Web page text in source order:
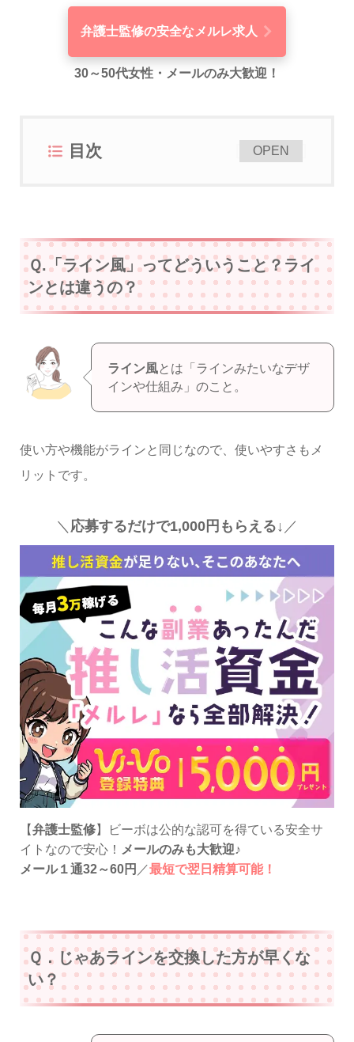
弁護士監修の安全なメルレ求人
30～50代女性・メールのみ大歓迎！
目次 OPEN
Ｑ.「ライン風」ってどういうこと？ライ
ンとは違うの？
ライン風とは「ラインみたいなデザ
インや仕組み」のこと。
使い方や機能がラインと同じなので、使いやすさもメ
リットです。
＼ 応募するだけで1,000円もらえる↓ ／
【弁護士監修】ビーボは公的な認可を得ている安全サ
イトなので安心！ メールのみも大歓迎♪
メール１通32～60円 ／最短で翌日精算可能！
Ｑ．じゃあラインを交換した方が早くな
い？